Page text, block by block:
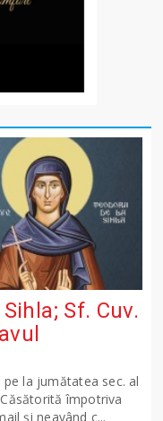
Sf. Cuv.
la jumătatea sec. al
împotriva
şi neavând c...